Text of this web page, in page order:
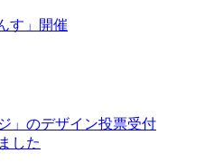
す」開催
」のデザイン投票受付
した